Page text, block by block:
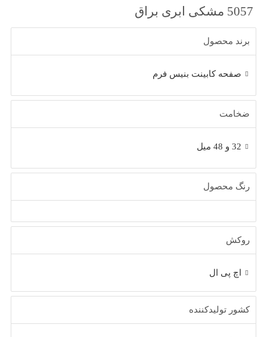
5057 مشکی ابری براق
برند محصول
صفحه کابینت بنیس فرم
ضخامت
32 و 48 میل
رنگ محصول
روکش
اچ پی ال
کشور تولیدکننده